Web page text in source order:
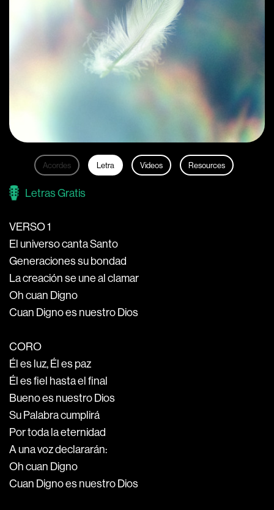
Acordes Letra Videos Resources
Letras Gratis
VERSO 1
El universo canta Santo
Generaciones su bondad
La creación se une al clamar
Oh cuan Digno
Cuan Digno es nuestro Dios
CORO
Él es luz, Él es paz
Él es fiel hasta el final
Bueno es nuestro Dios
Su Palabra cumplirá
Por toda la eternidad
A una voz declararán:
Oh cuan Digno
Cuan Digno es nuestro Dios